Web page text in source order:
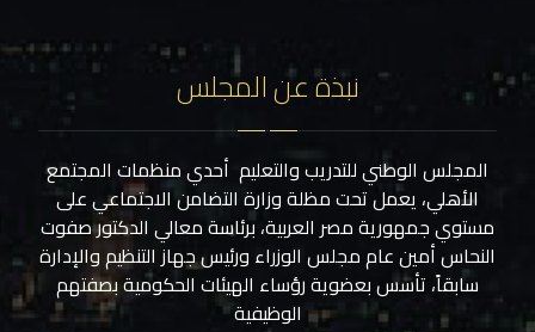
نبذة عن المجلس
المجلس الوطني للتدريب والتعليم أحدي منظمات المجتمع
الأهلي، يعمل تحت مظلة وزارة التضامن الاجتماعي على
مستوي جمهورية مصر العربية، برئاسة معالي الدكتور صفوت
النحاس أمين عام مجلس الوزراء ورئيس جهاز التنظيم والإدارة
سابقاً، تأسس بعضوية رؤساء الهيئات الحكومية بصفتهم
الوظيفية